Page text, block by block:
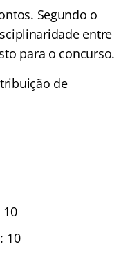
Segundo o
entre
para o concurso.
de
10
10